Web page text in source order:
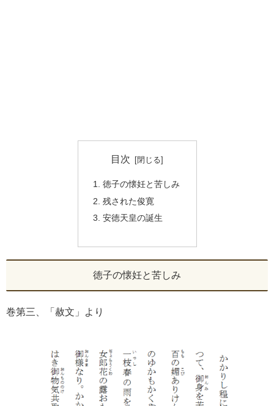
目次
徳子の懐妊と苦しみ
残された俊寛
安徳天皇の誕生
徳子の懐妊と苦しみ
巻第三、「赦文」より